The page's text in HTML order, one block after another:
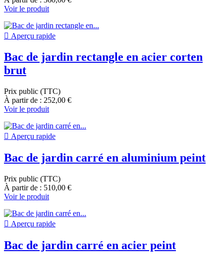
Voir le produit
 Aperçu rapide
Bac de jardin rectangle en acier corten
brut
Prix public (TTC)
À partir de : 252,00 €
Voir le produit
 Aperçu rapide
Bac de jardin carré en aluminium peint
Prix public (TTC)
À partir de : 510,00 €
Voir le produit
 Aperçu rapide
Bac de jardin carré en acier peint